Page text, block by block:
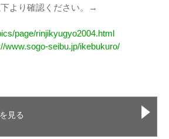
下より確認ください。→
page/rinjikyugyo2004.html
www.sogo-seibu.jp/ikebukuro/
見る